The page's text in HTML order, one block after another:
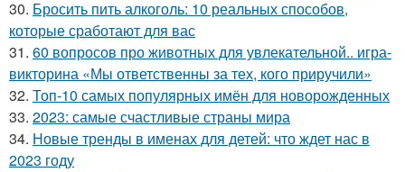
30. Бросить пить алкоголь: 10 реальных способов,
которые сработают для вас
31. 60 вопросов про животных для увлекательной.. игра-
викторина «Мы ответственны за тех, кого приручили»
32. Топ-10 самых популярных имён для новорожденных
33. 2023: самые счастливые страны мира
34. Новые тренды в именах для детей: что ждет нас в
2023 году